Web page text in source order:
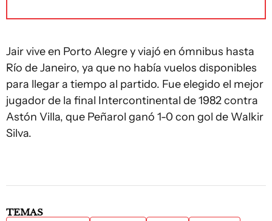
Jair vive en Porto Alegre y viajó en ómnibus hasta
Río de Janeiro, ya que no había vuelos disponibles
para llegar a tiempo al partido. Fue elegido el mejor
jugador de la final Intercontinental de 1982 contra
Astón Villa, que Peñarol ganó 1-0 con gol de Walkir
Silva.
TEMAS